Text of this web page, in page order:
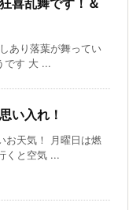
喜乱舞です！＆
あり落葉が舞ってい
です 大 ...
い入れ！
お天気！ 月曜日は燃
くと空気 ...